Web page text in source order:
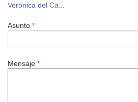
Verónica del Ca...
Asunto *
Mensaje *